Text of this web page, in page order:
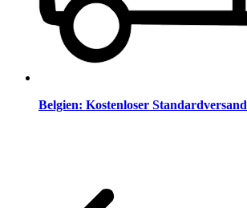
Belgien: Kostenloser Standardversand